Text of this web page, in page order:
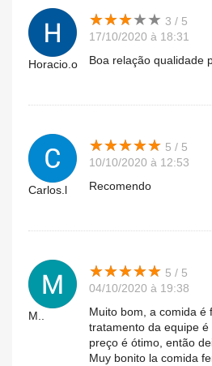
Horacio.o
★★★★★
★★★★★ 3 / 5
17/10/2020 à 18:31
Boa relação qualidade
Carlos.l
★★★★★
★★★★★ 5 / 5
10/10/2020 à 12:53
Recomendo
M..
★★★★★
★★★★★ 5 / 5
04/10/2020 à 19:38
Muito bom, a comida é
tratamento da equipe
preço é ótimo, então
Muy bonito la comida